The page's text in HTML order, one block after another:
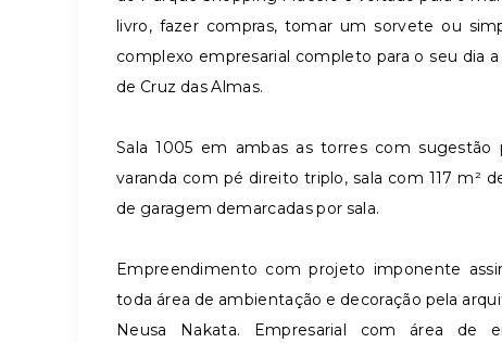
livro, fazer compras, tomar um sorvete ou
complexo empresarial completo para o seu dia
de Cruz das Almas.
Sala 1005 em ambas as torres com
varanda com pé direito triplo, sala com 117 m²
de garagem demarcadas por sala.
Empreendimento com projeto imponente
toda área de ambientação e decoração pela
Neusa Nakata. Empresarial com área